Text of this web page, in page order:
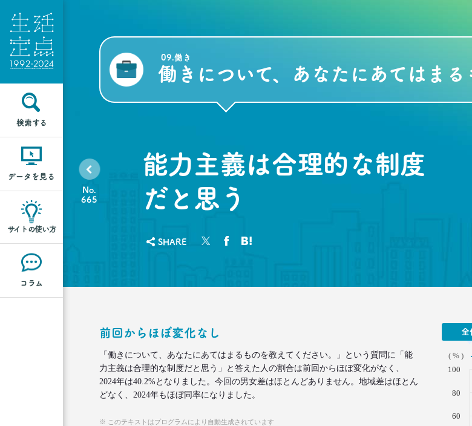
検索する
データを見る
サイトの使い方
コラム
09.働き
働きについて、あなたにあてはまる
能力主義は合理的な制度
だと思う
SHARE
No.
665
全
( % )
60
80
100
前回からほぼ変化なし
「働きについて、あなたにあてはまるものを教えてください。」という質問に「能
力主義は合理的な制度だと思う」と答えた人の割合は前回からほぼ変化がなく、
2024年は40.2%となりました。今回の男女差はほとんどありません。地域差はほとん
どなく、2024年もほぼ同率になりました。
※ このテキストはプログラムにより自動生成されています